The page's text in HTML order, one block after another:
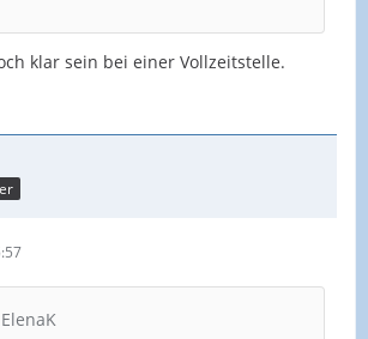
klar sein bei einer Vollzeitstelle.